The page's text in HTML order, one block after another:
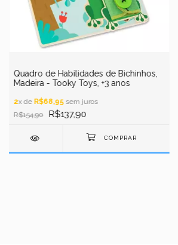
Quadro de Habilidades de Bichinhos,
Madeira - Tooky Toys, +3 anos
2x de R$68,95sem juros
R$154,90
R$137,90